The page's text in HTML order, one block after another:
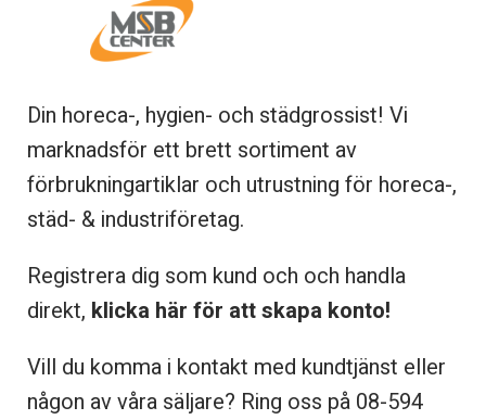
Din horeca-, hygien- och städgrossist! Vi
marknadsför ett brett sortiment av
förbrukningartiklar och utrustning för horeca-,
städ- & industriföretag.
Registrera dig som kund och och handla
direkt, klicka här för att skapa konto!
Vill du komma i kontakt med kundtjänst eller
någon av våra säljare? Ring oss på 08-594